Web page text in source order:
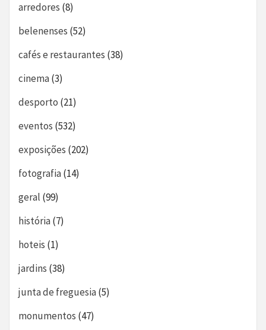
arredores (8)
belenenses (52)
cafés e restaurantes (38)
cinema(3)
desporto (21)
eventos (532)
exposições (202)
fotografia(14)
geral (99)
história(7)
hoteis (1)
jardins (38)
junta de freguesia(5)
monumentos (47)